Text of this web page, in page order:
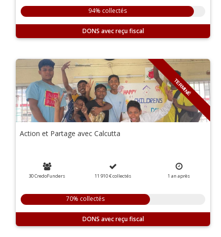
94% collectés
DONS
TERMINÉ
Action et Partage avec Calcutta
30 CredoFunders 11 910 €collectés 1 an après
70% collectés
DONS